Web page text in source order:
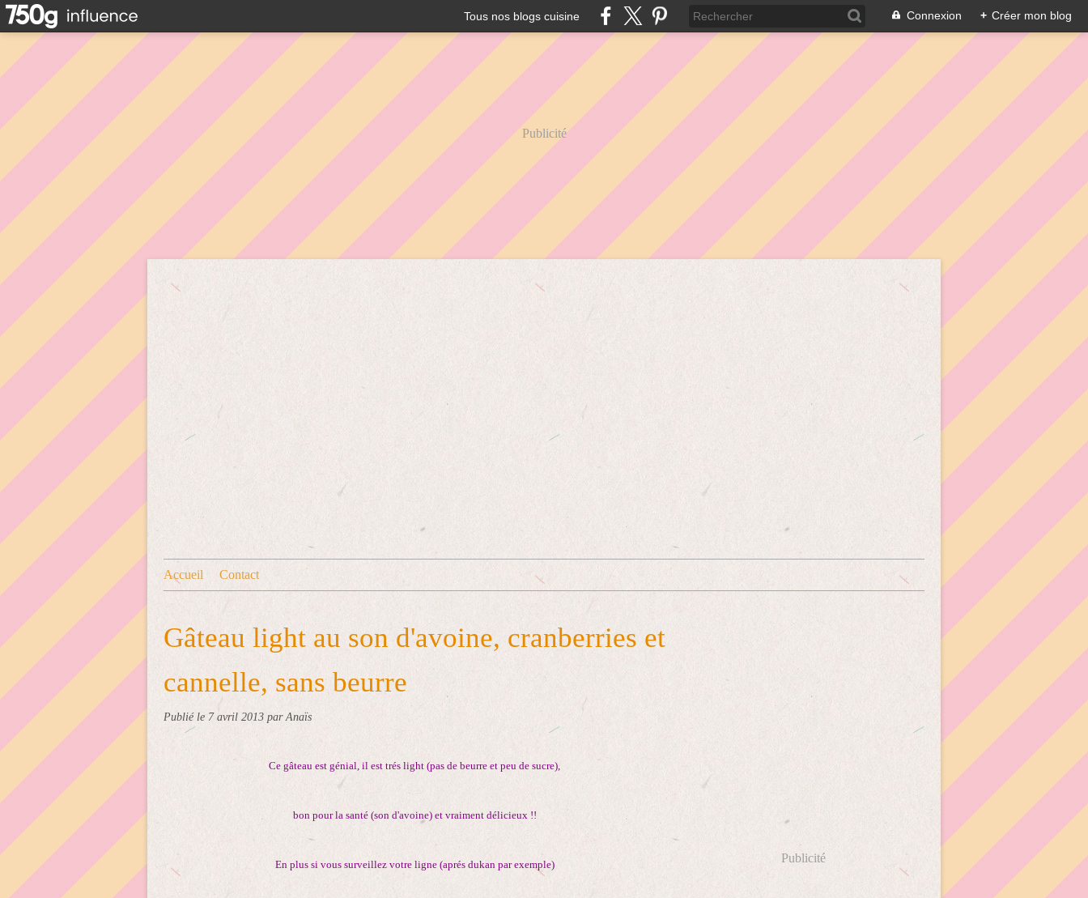
Tous nos blogs cuisine Connexion + Créer mon blog
Publicité
Accueil Contact
Gâteau light au son d'avoine, cranberries et
cannelle, sans beurre
Publié le 7 avril 2013 par Anaïs
Ce gâteau est génial, il est trés light (pas de beurre et peu de sucre),
bon pour la santé (son d'avoine) et vraiment délicieux !!
En plus si vous surveillez votre ligne (aprés dukan par exemple) Publicité